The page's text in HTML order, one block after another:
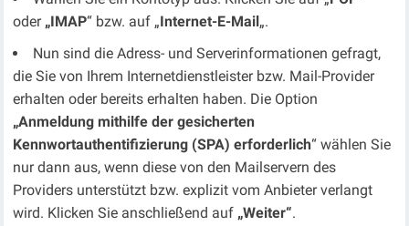
oder„IMAP“ bzw. auf „Internet-E-Mail„.
Nun sind die Adress- und Serverinformationen gefragt,
die Sie von Ihrem Internetdienstleister bzw. Mail-Provider
erhalten oder bereits erhalten haben. Die Option
„Anmeldung mithilfe der gesicherten
Kennwortauthentifizierung (SPA) erforderlich“ wählen Sie
nur dann aus, wenn diese von den Mailservern des
Providers unterstützt bzw. explizit vom Anbieter verlangt
wird. Klicken Sie anschließend auf „Weiter“.